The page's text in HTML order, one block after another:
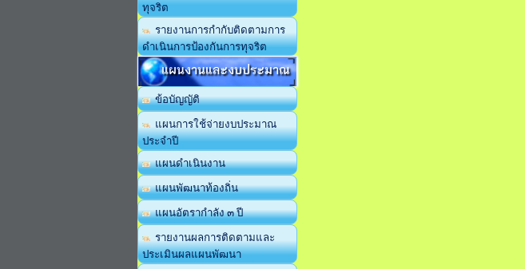
ทุจริต
รายงานการกำกับติดตามการ
ดำเนินการป้องกันการทุจริต
แผนงานและงบประมาณ
ข้อบัญญัติ
แผนการใช้จ่ายงบประมาณ
ประจำปี
แผนดำเนินงาน
แผนพัฒนาท้องถิ่น
แผนอัตรากำลัง ๓ ปี
รายงานผลการติดตามและ
ประเมินผลแผนพัฒนา